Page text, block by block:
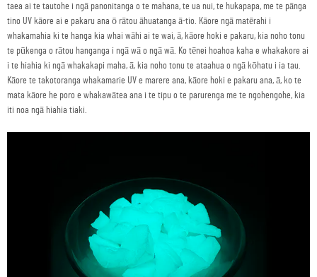
taea ai te tautohe i ngā panonitanga o te mahana, te ua nui, te hukapapa, me te pānga
tino UV kāore ai e pakaru ana ō rātou āhuatanga ā-tio. Kāore ngā matērahi i
whakamahia ki te hanga kia whai wāhi ai te wai, ā, kāore hoki e pakaru, kia noho tonu
te pūkenga o rātou hanganga i ngā wā o ngā wā. Ko tēnei hoahoa kaha e whakakore ai
i te hiahia ki ngā whakakapi maha, ā, kia noho tonu te ataahua o ngā kōhatu i ia tau.
Kāore te takotoranga whakamarie UV e marere ana, kāore hoki e pakaru ana, ā, ko te
mata kāore he poro e whakawātea ana i te tipu o te parurenga me te ngohengohe, kia
iti noa ngā hiahia tiaki.